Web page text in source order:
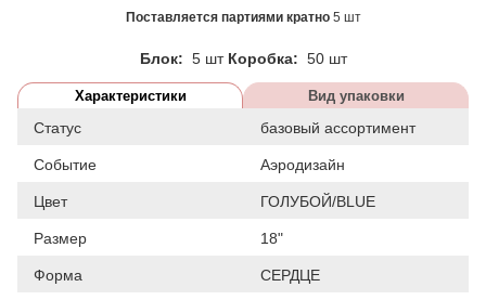
Поставляется партиями кратно 5 шт
Блок: 5 шт Коробка: 50 шт
Характеристики Вид упаковки
Статус базовый ассортимент
Событие Аэродизайн
Цвет ГОЛУБОЙ/BLUE
Размер 18"
Форма СЕРДЦЕ